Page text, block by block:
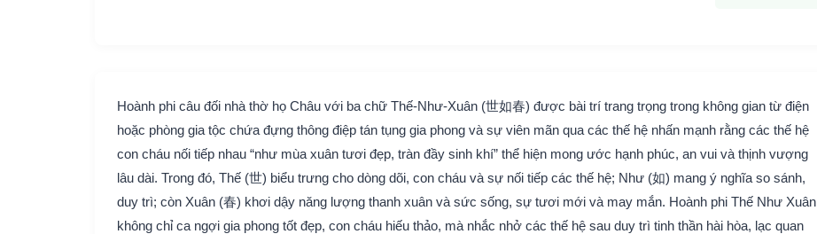
Hoành phi câu đối nhà thờ họ Châu với ba chữ Thế-Như-Xuân (世如春) được bài trí trang trọng trong không gian từ điện
hoặc phòng gia tộc chứa đựng thông điệp tán tụng gia phong và sự viên mãn qua các thế hệ nhấn mạnh rằng các thế hệ
con cháu nối tiếp nhau “như mùa xuân tươi đẹp, tràn đầy sinh khí” thể hiện mong ước hạnh phúc, an vui và thịnh vượng
lâu dài. Trong đó, Thế (世) biểu trưng cho dòng dõi, con cháu và sự nối tiếp các thế hệ; Như (如) mang ý nghĩa so sánh,
duy trì; còn Xuân (春) khơi dậy năng lượng thanh xuân và sức sống, sự tươi mới và may mắn. Hoành phi Thế Như Xuân
không chỉ ca ngợi gia phong tốt đẹp, con cháu hiếu thảo, mà nhắc nhở các thế hệ sau duy trì tinh thần hài hòa, lạc quan